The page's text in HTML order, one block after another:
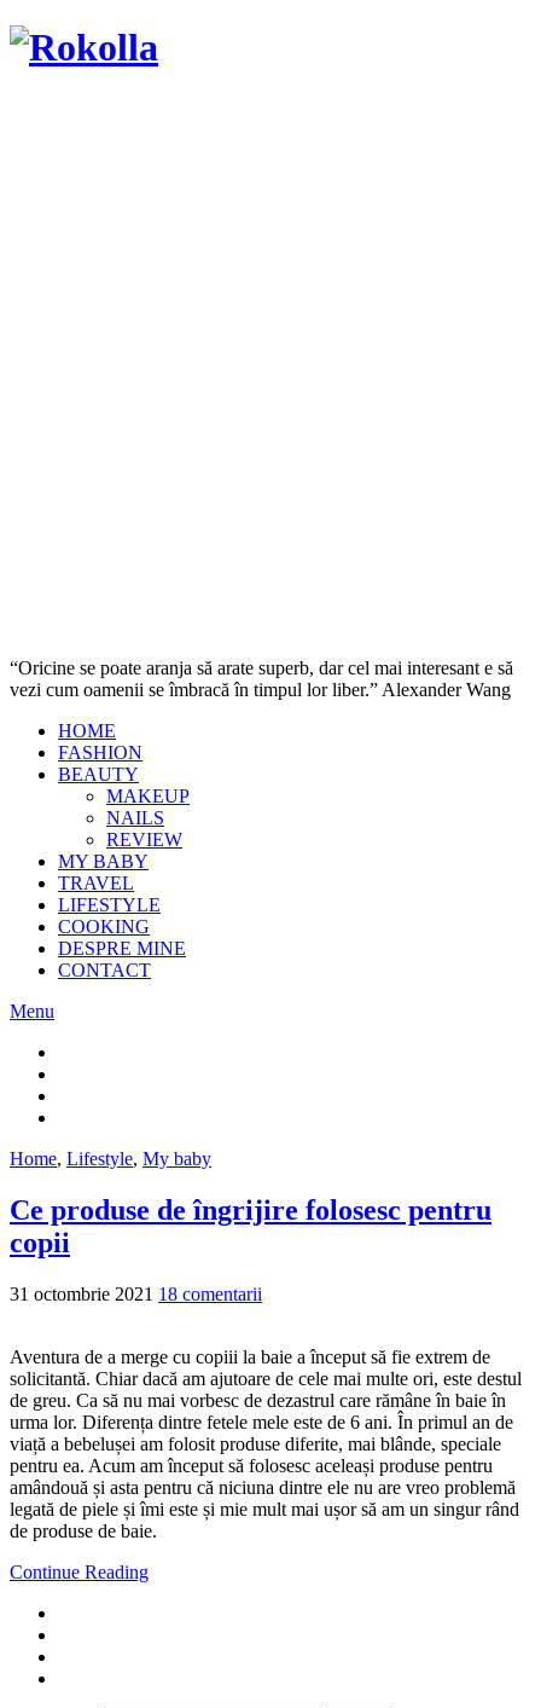
“Oricine se poate aranja să arate superb, dar cel mai interesant e să
vezi cum oamenii se îmbracă în timpul lor liber.” Alexander Wang
HOME
FASHION
BEAUTY
MAKEUP
NAILS
REVIEW
MY BABY
TRAVEL
LIFESTYLE
COOKING
DESPRE MINE
CONTACT
Menu
Home, Lifestyle, My baby
Ce produse de îngrijire folosesc pentru
copii
31 octombrie 2021 18 comentarii
Aventura de a merge cu copiii la baie a început să fie extrem de
solicitantă. Chiar dacă am ajutoare de cele mai multe ori, este destul
de greu. Ca să nu mai vorbesc de dezastrul care rămâne în baie în
urma lor. Diferența dintre fetele mele este de 6 ani. În primul an de
viață a bebelușei am folosit produse diferite, mai blânde, speciale
pentru ea. Acum am început să folosesc aceleași produse pentru
amândouă și asta pentru că niciuna dintre ele nu are vreo problemă
legată de piele și îmi este și mie mult mai ușor să am un singur rând
de produse de baie.
Continue Reading